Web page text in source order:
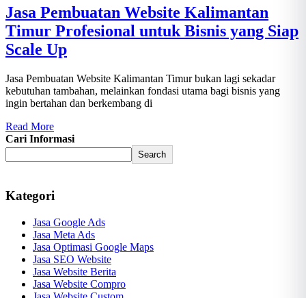
Jasa Pembuatan Website Kalimantan
Timur Profesional untuk Bisnis yang Siap
Scale Up
Jasa Pembuatan Website Kalimantan Timur bukan lagi sekadar
kebutuhan tambahan, melainkan fondasi utama bagi bisnis yang
ingin bertahan dan berkembang di
Read More
Cari Informasi
Search
Kategori
Jasa Google Ads
Jasa Meta Ads
Jasa Optimasi Google Maps
Jasa SEO Website
Jasa Website Berita
Jasa Website Compro